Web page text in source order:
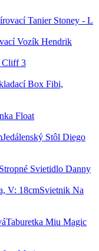
Tanier Stoney - L
Vozík Hendrik
Cliff 3
Box Fibi,
Float
Jedálenský Stôl Diego
Svietidlo Danny
Svietnik Na
Taburetka Miu Magic